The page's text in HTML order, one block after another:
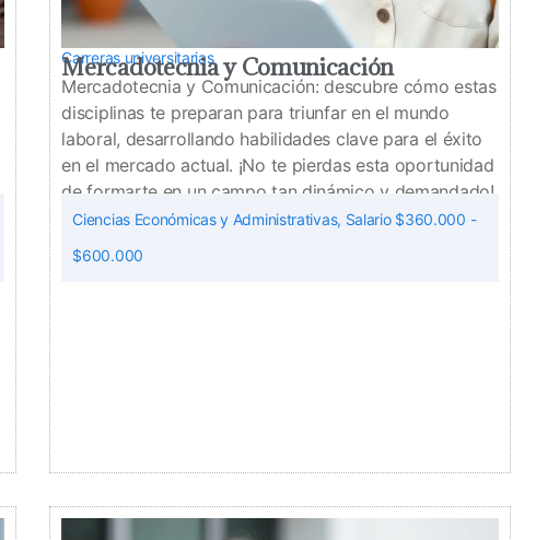
Carreras universitarias
Mercadotecnia y Comunicación
Mercadotecnia y Comunicación: descubre cómo estas
disciplinas te preparan para triunfar en el mundo
laboral, desarrollando habilidades clave para el éxito
en el mercado actual. ¡No te pierdas esta oportunidad
de formarte en un campo tan dinámico y demandado!
Ciencias Económicas y Administrativas, Salario $360.000 -
$600.000